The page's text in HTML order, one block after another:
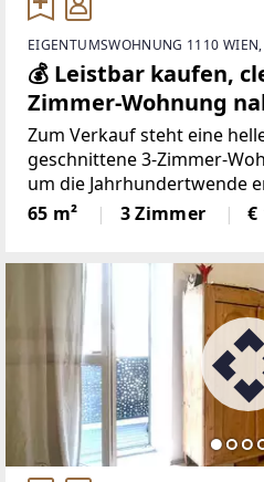
EIGENTUMSWOHNUNG 1110
💰 Leistbar kaufen,
Zimmer-Wohnung
Zum Verkauf steht eine
geschnittene 3-Zimmer-
um die Jahrhundertwende
Mehrparteienhauses.Die
allem durch ihre
65 m² 3 Zimmer €